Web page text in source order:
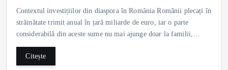
Contextul investițiilor din diaspora în România Românii plecați în
străinătate trimit anual în țară miliarde de euro, iar o parte
considerabilă din aceste sume nu mai ajunge doar la familii,…
Citește